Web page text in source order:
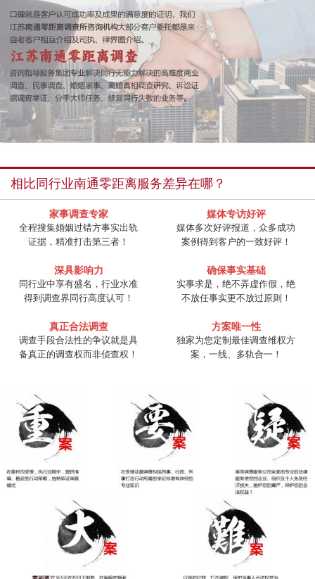
相比同行业南通零距离服务差异在哪？
家事调查专家
全程搜集婚姻过错方事实出轨
证据，精准打击第三者！
媒体专访好评
媒体多次好评报道，众多成功
案例得到客户的一致好评！
深具影响力
同行业中享有盛名，行业水准
得到调查界同行高度认可！
确保事实基础
实事求是，绝不弄虚作假，绝
不放任事实更不放过原则！
真正合法调查
调查手段合法性的争议就是具
备真正的调查权而非侦查权！
方案唯一性
独家为您定制最佳调查维权方
案，一线、多轨合一！